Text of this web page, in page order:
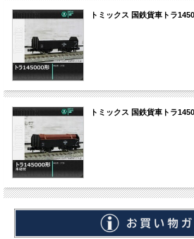
トミックス 国鉄貨車トラ
トミックス 国鉄貨車トラ